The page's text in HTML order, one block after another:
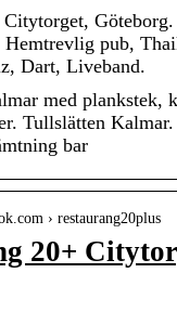
Citytorget,
Hemtrevlig pub,
Dart, Liveband.
med plankstek,
Tullslätten
bar
› restaurang20plus
20+